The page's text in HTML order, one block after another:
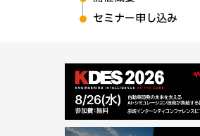
セミナー申し込み